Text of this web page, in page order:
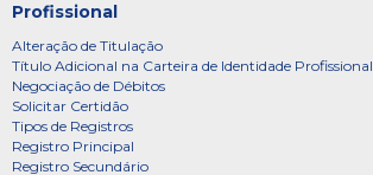
Profissional
Alteração de Titulação
Título Adicional na Carteira de Identidade Profissional
Negociação de Débitos
Solicitar Certidão
Tipos de Registros
Registro Principal
Registro Secundário